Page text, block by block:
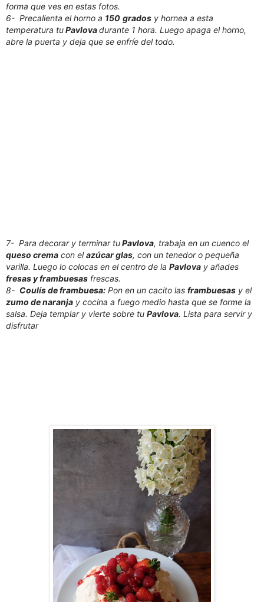
forma que ves en estas fotos.
6- Precalienta el horno a 150 grados y hornea a esta
temperatura tuPavlovadurante 1 hora. Luego apaga el horno,
abre la puerta y deja que se enfríe del todo.
7- Para decorar y terminar tuPavlova, trabaja en un cuenco el
queso crema con elazúcar glas, con un tenedor o pequeña
varilla. Luego lo colocas en el centro de la Pavlova y añades
fresas y frambuesas frescas.
8- Coulís de frambuesa: Pon en un cacito las frambuesas y el
zumo de naranja y cocina a fuego medio hasta que se forme la
salsa. Deja templar y vierte sobre tu Pavlova. Lista para servir y
disfrutar